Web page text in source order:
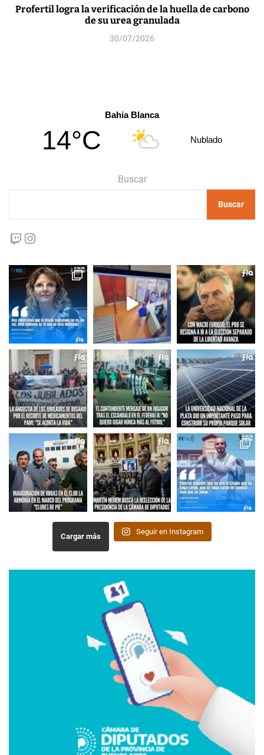
Profertil logra la verificación de la huella de carbono
de su urea granulada
30/07/2026
Bahia Blanca
14°C Nublado
Buscar
Buscar
Twitch
Cargar más
Seguir en Instagram